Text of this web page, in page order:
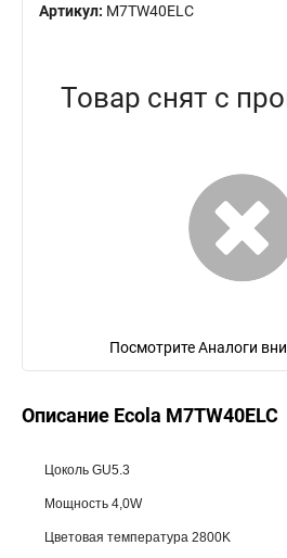
Артикул: M7TW40ELC
Товар снят с
Посмотрите Аналоги
Описание Ecola M7TW40ELC
Цоколь GU5.3
Мощность 4,0W
Цветовая температура 2800K